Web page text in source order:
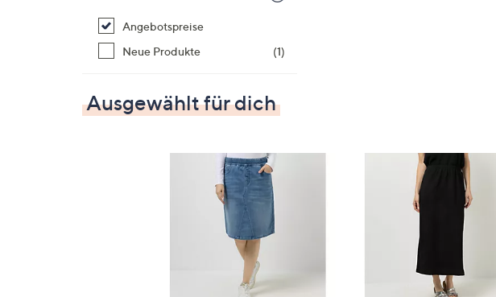
Angebotspreise
Neue Produkte
(1)
Ausgewählt für dich